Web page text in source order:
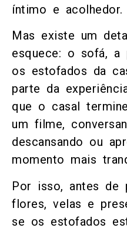
íntimo e acolhedor.
Mas existe um
esquece: o sofá,
os estofados da
parte da
que o casal
um filme,
descansando ou
momento mais
Por isso, antes de
flores, velas e
se os estofados